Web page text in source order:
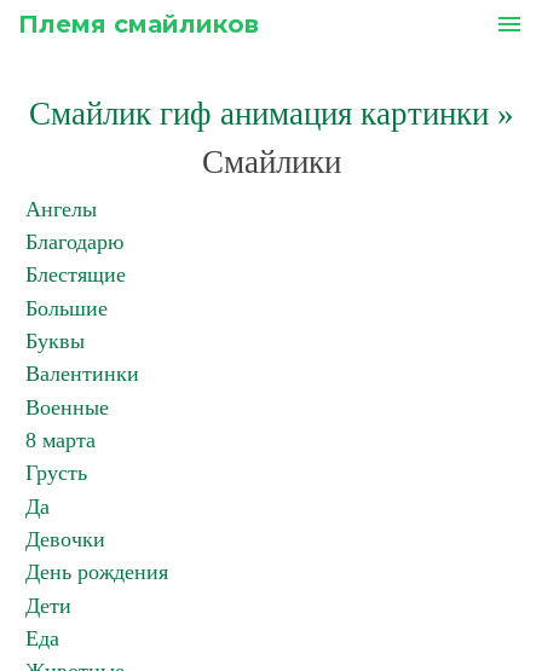
Племя смайликов menu
Смайлик гиф анимация картинки»
Смайлики
Ангелы
Благодарю
Блестящие
Большие
Буквы
Валентинки
Военные
8 марта
Грусть
Да
Девочки
День рождения
Дети
Еда